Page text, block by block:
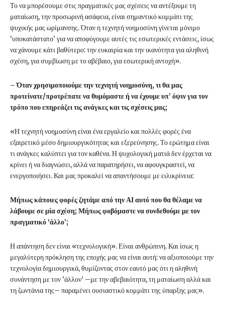
Το να μπορέσουμε στις πραγματικές μας σχέσεις να αντέξουμε τη
ματαίωση, την προσωρινή ασάφεια, είναι σημαντικό κομμάτι της
ψυχικής μας ωρίμανσης. Όταν η τεχνητή νοημοσύνη γίνεται μόνιμο
‘υποκατάστατο’ για να αποφύγουμε αυτές τις εσωτερικές εντάσεις, ίσως
να χάνουμε κάτι βαθύτερο: την ευκαιρία και την ικανότητα για αληθινή
σχέση, για συμβίωση με το αβέβαιο, για εσωτερική αντοχή».
– Όταν χρησιμοποιούμε την τεχνητή νοημοσύνη, τι θα μας
προτείνατε/προτρέπατε να θυμόμαστε ή να έχουμε υπ’ όψιν για τον
τρόπο που επηρεάζει τις ανάγκες και τις σχέσεις μας;
«Η τεχνητή νοημοσύνη είναι ένα εργαλείο και πολλές φορές ένα
εξαιρετικό μέσο δημιουργικότητας και εξερεύνησης. Το ερώτημα είναι
τι ανάγκες καλύπτει για τον καθένα. Η ψυχολογική ματιά δεν έρχεται να
κρίνει ή να διαγνώσει, αλλά να παρατηρήσει, να αφουγκραστεί, να
ενεργοποιήσει. Και μας προκαλεί να απαντήσουμε με ειλικρίνεια:
Μήπως κάποιες φορές ζητάμε από την ΑΙ αυτό που θα θέλαμε να
λάβουμε σε μία σχέση; Μήπως φοβόμαστε να συνδεθούμε με τον
πραγματικό ‘άλλο’;
Η απάντηση δεν είναι «τεχνολογική». Είναι ανθρώπινη. Και ίσως η
μεγαλύτερη πρόκληση της εποχής μας να είναι αυτή: να αξιοποιούμε την
τεχνολογία δημιουργικά, θυμίζοντας στον εαυτό μας ότι η αληθινή
συνάντηση με τον ‘άλλον’ –με την αβεβαιότητα, τη ματαίωση αλλά και
τη ζωντάνια της– παραμένει ουσιαστικό κομμάτι της ύπαρξης μας».